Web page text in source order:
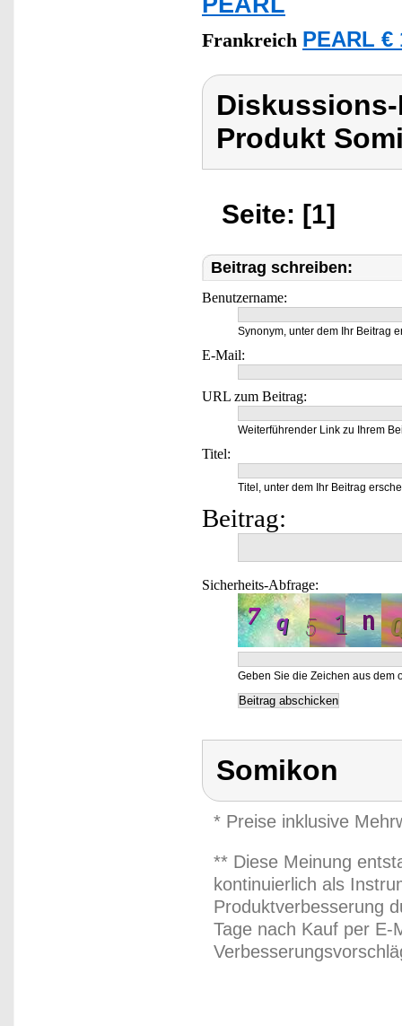
Frankreich PEARL €
Produkt
Seite: [1]
Beitrag schreiben:
Benutzername:
Synonym, unter dem Ihr Beitrag
E-Mail:
URL zum Beitrag:
Weiterführender Link zu Ihrem
Titel:
Titel, unter dem Ihr Beitrag
Beitrag:
Sicherheits-Abfrage:
Geben Sie die Zeichen aus dem
Somikon
* Preise inklusive
** Diese Meinung
kontinuierlich als
Produktverbesserung
Tage nach Kauf per E-